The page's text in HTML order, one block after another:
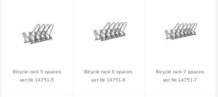
Bicycle rack 5 spaces
кат.№ 14751-5
Bicycle rack 6 spaces
кат.№ 14751-6
Bicycle rack 7 spaces
кат.№ 14751-7